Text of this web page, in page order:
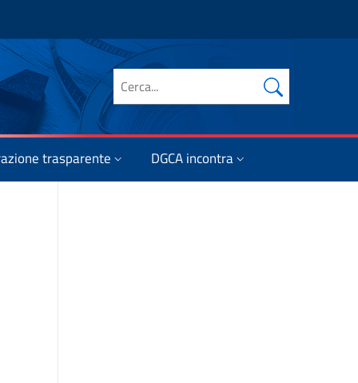
Cerca nel sito
trasparente DGCA incontra